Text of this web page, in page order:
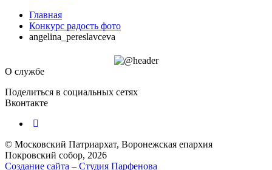
Главная
Конкурс радость фото
angelina_pereslavceva
О службе
Поделиться в социальных сетях
Вконтакте
© Московский Патриархат, Воронежcкая епархия
Покровский собор, 2026
Создание сайта – Cтудия Парфенова